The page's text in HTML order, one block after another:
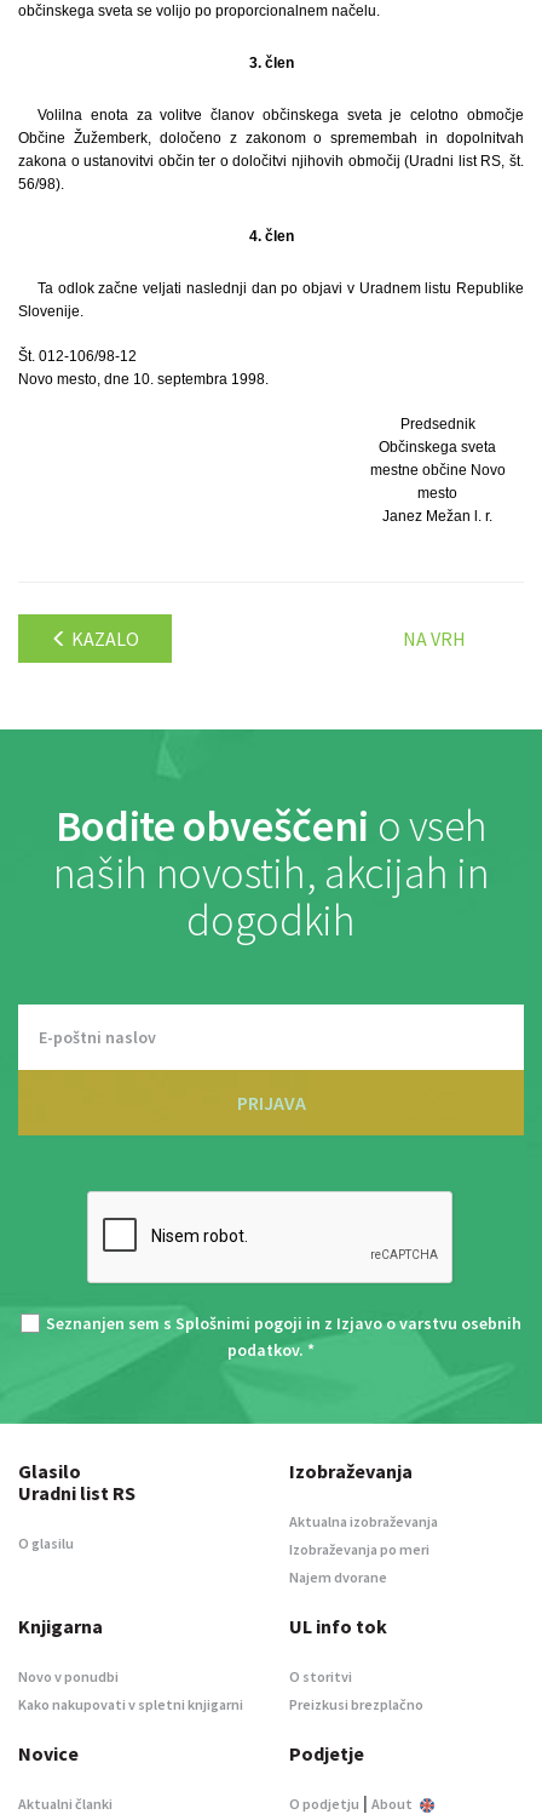
občinskega sveta se volijo po proporcionalnem načelu.
3. člen
Volilna enota za volitve članov občinskega sveta je celotno območje
Občine Žužemberk, določeno z zakonom o spremembah in dopolnitvah
zakona o ustanovitvi občin ter o določitvi njihovih območij (Uradni list RS, št.
56/98).
4. člen
Ta odlok začne veljati naslednji dan po objavi v Uradnem listu Republike
Slovenije.
Št. 012-106/98-12
Novo mesto, dne 10. septembra 1998.
Predsednik
Občinskega sveta
mestne občine Novo
mesto
Janez Mežan l. r.
KAZALO NA VRH
Bodite obveščeni o vseh
naših novostih, akcijah in
dogodkih
PRIJAVA
Seznanjen sem s Splošnimi pogoji in z Izjavo o varstvu osebnih
podatkov. *
Glasilo
Uradni list RS
O glasilu
Izobraževanja
Aktualna izobraževanja
Izobraževanja po meri
Najem dvorane
Knjigarna
Novo v ponudbi
Kako nakupovati v spletni knjigarni
UL info tok
O storitvi
Preizkusi brezplačno
Novice
Aktualni članki
Podjetje
O podjetju | About